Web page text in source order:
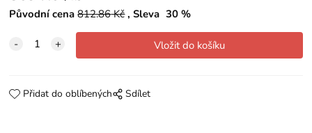
Původní cena 812.86Kč Sleva 30 %
Přidat do oblíbených Sdílet